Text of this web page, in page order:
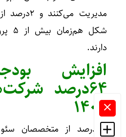
مدیریت
دارند.
افزایش
۶۴درصد
۱۴۰۳